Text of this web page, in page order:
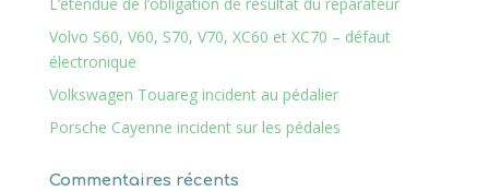
Volvo S60, V60, S70, V70, XC60 et XC70 – défaut
électronique
Volkswagen Touareg incident au pédalier
Porsche Cayenne incident sur les pédales
Commentaires récents